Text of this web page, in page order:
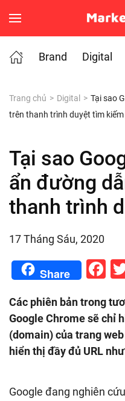
Skip to main
Brand
Digital
Trang chủ Digital
Tại sao
trên thanh trình duyệt tìm kiếm
Tại sao
ẩn đường
thanh trình
17 Tháng Sáu, 2020
Share
Các phiên bản trong
Google Chrome sẽ chỉ
(domain) của trang
hiển thị đầy đủ URL
Google đang nghiên